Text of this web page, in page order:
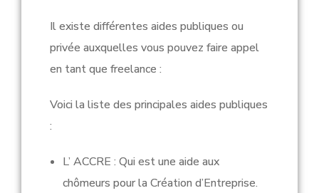
Il existe différentes aides publiques ou
privée auxquelles vous pouvez faire appel
en tant que freelance :
Voici la liste des principales aides publiques
:
L’ ACCRE : Qui est une aide aux
chômeurs pour la Création d’Entreprise.